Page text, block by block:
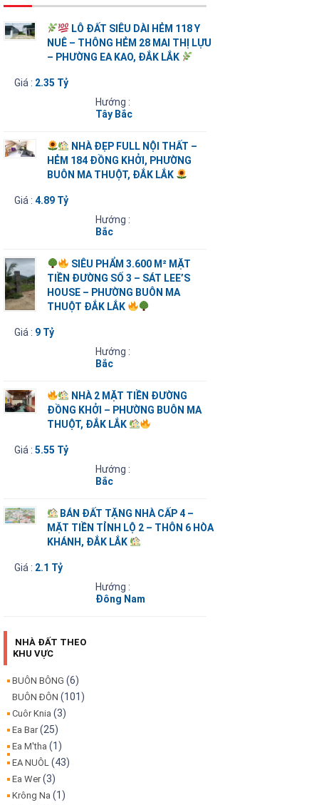
LÔ ĐẤT SIÊU DÀI HẺM 118 Y
NUÊ – THÔNG HẺM 28 MAI THỊ LỰU
– PHƯỜNG EA KAO, ĐẮK LẮK
Giá : 2.35 Tỷ
Hướng :
Tây Bắc
NHÀ ĐẸP FULL NỘI THẤT –
HẺM 184 ĐỒNG KHỞI, PHƯỜNG
BUÔN MA THUỘT, ĐẮK LẮK
Giá : 4.89 Tỷ
Hướng :
Bắc
SIÊU PHẨM 3.600 M² MẶT
TIỀN ĐƯỜNG SỐ 3 – SÁT LEE’S
HOUSE – PHƯỜNG BUÔN MA
THUỘT ĐẮK LẮK
Giá : 9 Tỷ
Hướng :
Bắc
NHÀ 2 MẶT TIỀN ĐƯỜNG
ĐỒNG KHỞI – PHƯỜNG BUÔN MA
THUỘT, ĐẮK LẮK
Giá : 5.55 Tỷ
Hướng :
Bắc
BÁN ĐẤT TẶNG NHÀ CẤP 4 –
MẶT TIỀN TỈNH LỘ 2 – THÔN 6 HÒA
KHÁNH, ĐẮK LẮK
Giá : 2.1 Tỷ
Hướng :
Đông Nam
NHÀ ĐẤT THEO
KHU VỰC
BUÔN BÔNG (6)
BUÔN ĐÔN (101)
Cuôr Knia (3)
Ea Bar(25)
Ea M'tha (1)
EA NUÔL (43)
Ea Wer(3)
Krông Na (1)